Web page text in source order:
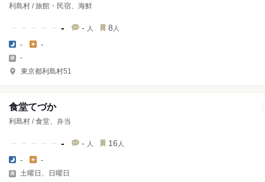
利島村 / 旅館・民宿、海鮮
- - 人 8 人
- -
-
東京都利島村51
食堂てづか
利島村 / 食堂、弁当
- - 人 16 人
- -
土曜日、日曜日